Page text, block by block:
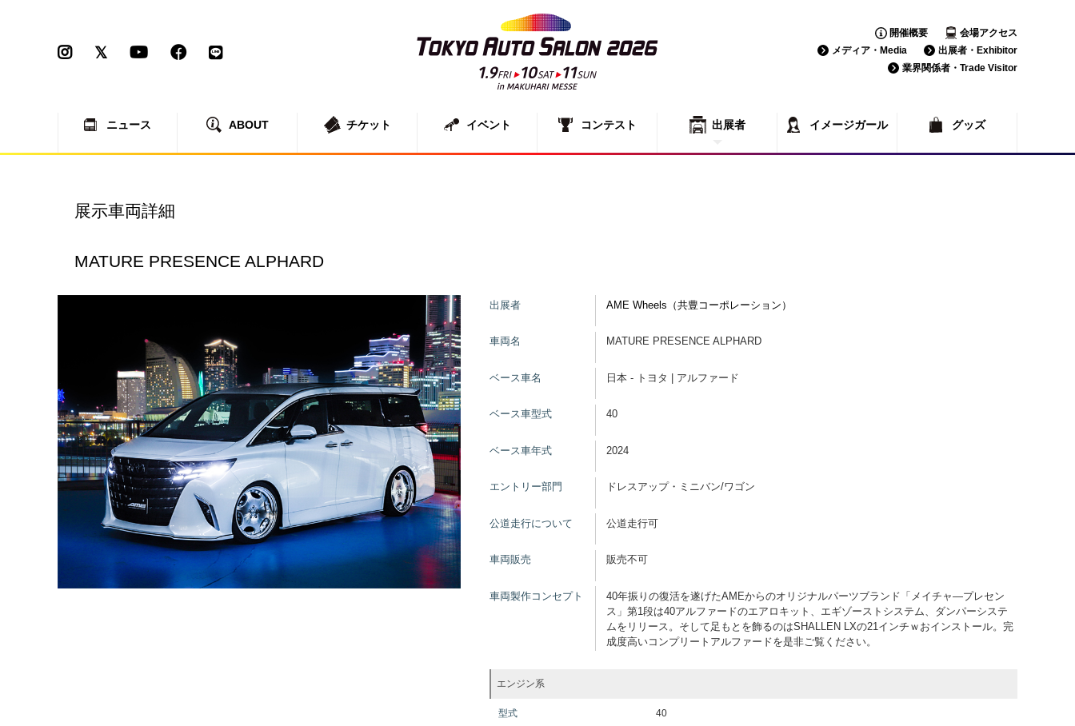
開催概要
会場アクセス
メディア・Media
出展者・Exhibitor
業界関係者・Trade Visitor
ニュース ABOUT チケット イベント コンテスト 出展者
出展者一覧
展示車両一覧
イメージガール グッズ
展示車両詳細
MATURE PRESENCE ALPHARD
出展者 AME Wheels（共豊コーポレーション）
車両名 MATURE PRESENCE ALPHARD
ベース車名 日本 - トヨタ | アルファード
ベース車型式 40
ベース車年式 2024
エントリー部門 ドレスアップ・ミニバン/ワゴン
公道走行について 公道走行可
車両販売 販売不可
車両製作コンセプト
40年振りの復活を遂げたAMEからのオリジナルパーツブランド「メイチャ―プレセン
ス」第1段は40アルファードのエアロキット、エギゾーストシステム、ダンパーシステ
ムをリリース。そして足もとを飾るのはSHALLEN LXの21インチｗおインストール。完
成度高いコンプリートアルファードを是非ご覧ください。
エンジン系
型式 40